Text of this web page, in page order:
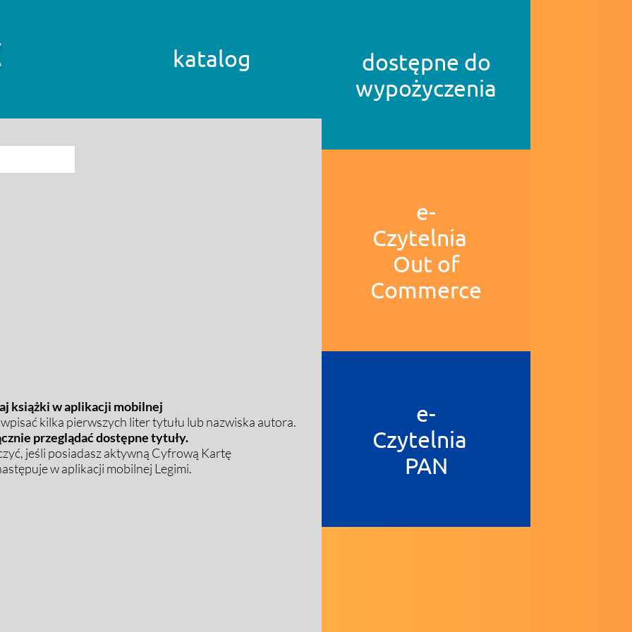
katalog
książki w aplikacji mobilnej
kilka pierwszych liter tytułu lub nazwiska autora.
przeglądać dostępne tytuły.
jeśli posiadasz aktywną Cyfrową Kartę
w aplikacji mobilnej Legimi.
dostępne do
wypożyczenia
e-
Czytelnia
Out of
Commerce
e-
Czytelnia
PAN